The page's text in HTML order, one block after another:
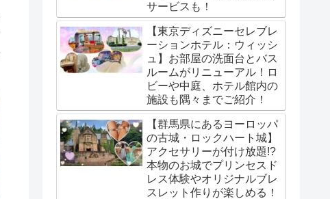
サービスも！
【東京ディズニーセレブレ
ーションホテル：ウィッシ
ュ】お部屋の洗面台とバス
ルームがリニューアル！ロ
ビーや中庭、ホテル館内の
施設も隅々までご紹介！
【群馬県にあるヨーロッパ
の古城・ロックハート城】
アクセサリーが付け放題!?
本物のお城でプリンセスド
レス体験やオリジナルブレ
スレット作りが楽しめる！